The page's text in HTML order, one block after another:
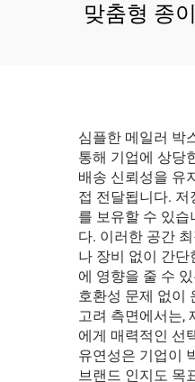
맞춤형 종
심플한 메일러 박
통해 기업에 상당
배송 신뢰성을 유
접 전달됩니다.
를 보유할 수 있
다. 이러한 공간
나 장비 없이 간
에 영향을 줄 수
호환성 문제 없이
고려 측면에서는,
에게 매력적인 선
유연성은 기업이
브랜드 인지도 목